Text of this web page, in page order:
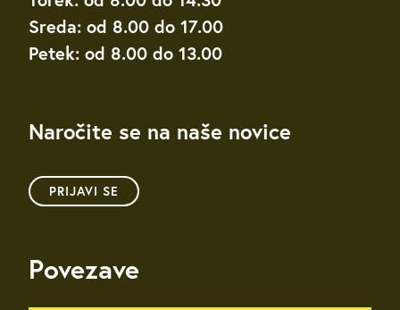
Sreda: od 8.00 do 17.00
Petek: od 8.00 do 13.00
Naročite se na naše novice
PRIJAVI SE
Povezave